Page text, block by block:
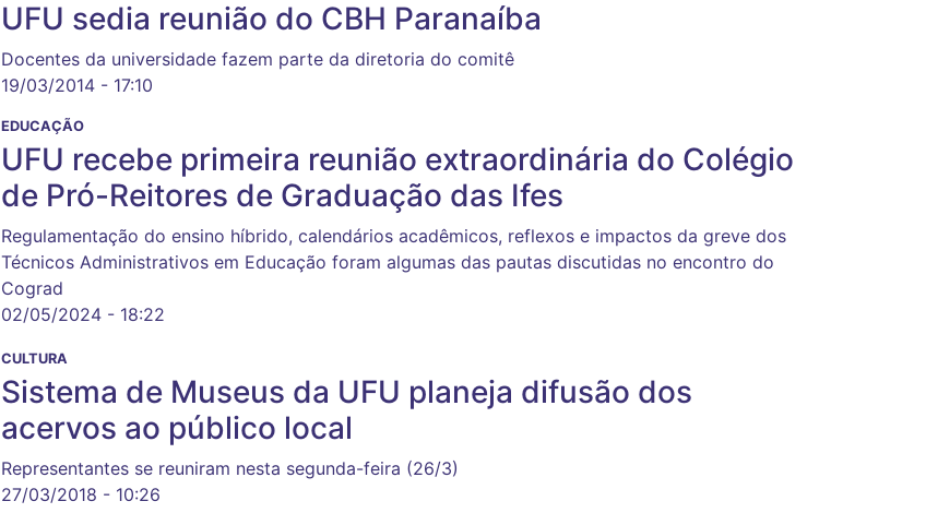
UFU sedia reunião do CBH Paranaíba
Docentes da universidade fazem parte da diretoria do comitê
19/03/2014 - 17:10
EDUCAÇÃO
UFU recebe primeira reunião extraordinária do Colégio
de Pró-Reitores de Graduação das Ifes
Regulamentação do ensino híbrido, calendários acadêmicos, reflexos e impactos da greve dos
Técnicos Administrativos em Educação foram algumas das pautas discutidas no encontro do
Cograd
02/05/2024 - 18:22
CULTURA
Sistema de Museus da UFU planeja difusão dos
acervos ao público local
Representantes se reuniram nesta segunda-feira (26/3)
27/03/2018 - 10:26